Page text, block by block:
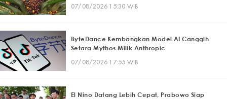
07/08/2026 15:30 WIB
ByteDance Kembangkan Model AI Canggih
Setara Mythos Milik Anthropic
07/08/2026 17:55 WIB
El Nino Datang Lebih Cepat, Prabowo Siap